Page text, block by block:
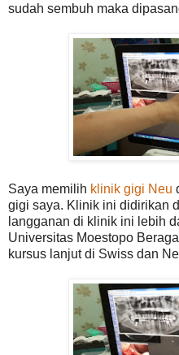
sudah sembuh maka
Saya memilih klinik gigi Neu
gigi saya. Klinik ini didirikan
langganan di klinik ini lebih
Universitas Moestopo
kursus lanjut di Swiss dan